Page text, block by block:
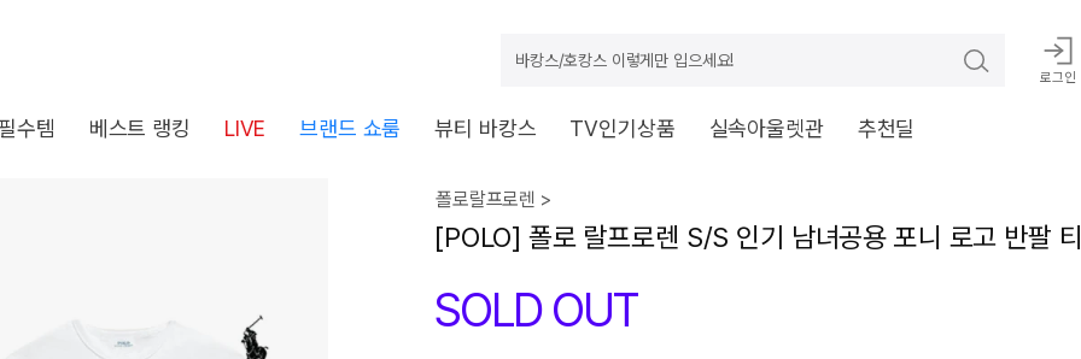
바캉스/호캉스 이렇게만 입으세요!
로그인
수템 베스트 랭킹 LIVE 브랜드 쇼룸 뷰티 바캉스 TV인기상품 실속아울렛관 추천딜
폴로랄프로렌 >
[POLO] 폴로 랄프로렌 S/S 인기 남녀공용 포니 로고 반팔
SOLD OUT